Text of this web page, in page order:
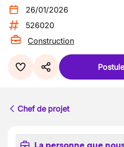
26/01/2026
526020
Construction
Chef de projet